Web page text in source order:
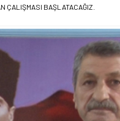
ÇALIŞMASI BAŞLATACAĞIZ.